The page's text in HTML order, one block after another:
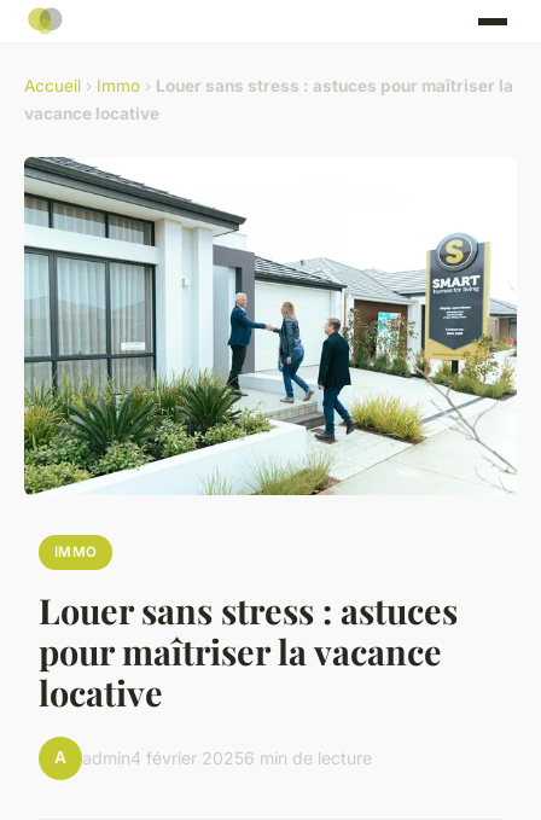
Accueil › Immo › Louer sans stress : astuces pour maîtriser la
vacance locative
IMMO
Louer sans stress : astuces
pour maîtriser la vacance
locative
A admin4 février 20256 min de lecture